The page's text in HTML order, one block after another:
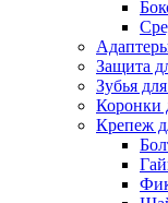
Защита
Зубья
Коронки
Крепеж